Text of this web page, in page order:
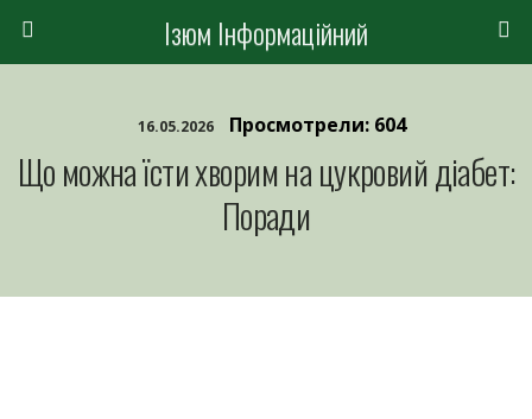
Ізюм Інформаційний
16.05.2026 Просмотрели: 604
Що можна їсти хворим на цукровий діабет:
Поради